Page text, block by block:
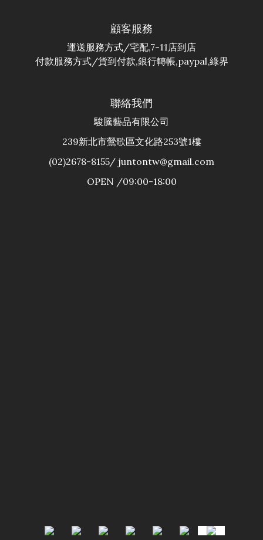
顧客服務
運送服務方式/宅配,7-11店到店
付款服務方式/貨到付款,銀行轉帳,paypal,綠界
聯絡我們
駿騰藝品有限公司
239新北市鶯歌區文化路253號1樓
(02)2678-8155/ juntontw@gmail.com
OPEN /09:00-18:00